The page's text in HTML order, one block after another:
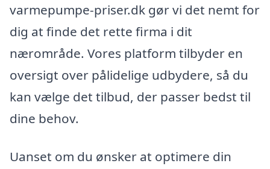
varmepumpe-priser.dk gør vi det nemt for
dig at finde det rette firma i dit
nærområde. Vores platform tilbyder en
oversigt over pålidelige udbydere, så du
kan vælge det tilbud, der passer bedst til
dine behov.
Uanset om du ønsker at optimere din